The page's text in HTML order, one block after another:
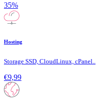
35%
Hosting
Storage SSD, CloudLinux, cPanel..
€9,99